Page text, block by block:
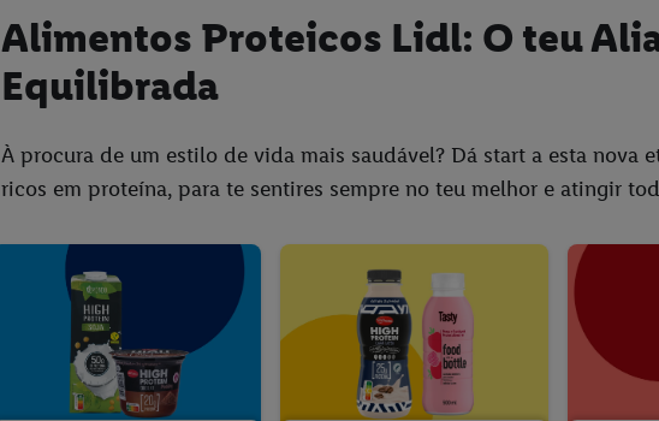
Alimentos Proteicos Lidl: O teu
Equilibrada
À procura de um estilo de vida mais saudável? Dá start a esta nova
ricos em proteína, para te sentires sempre no teu melhor e atingir